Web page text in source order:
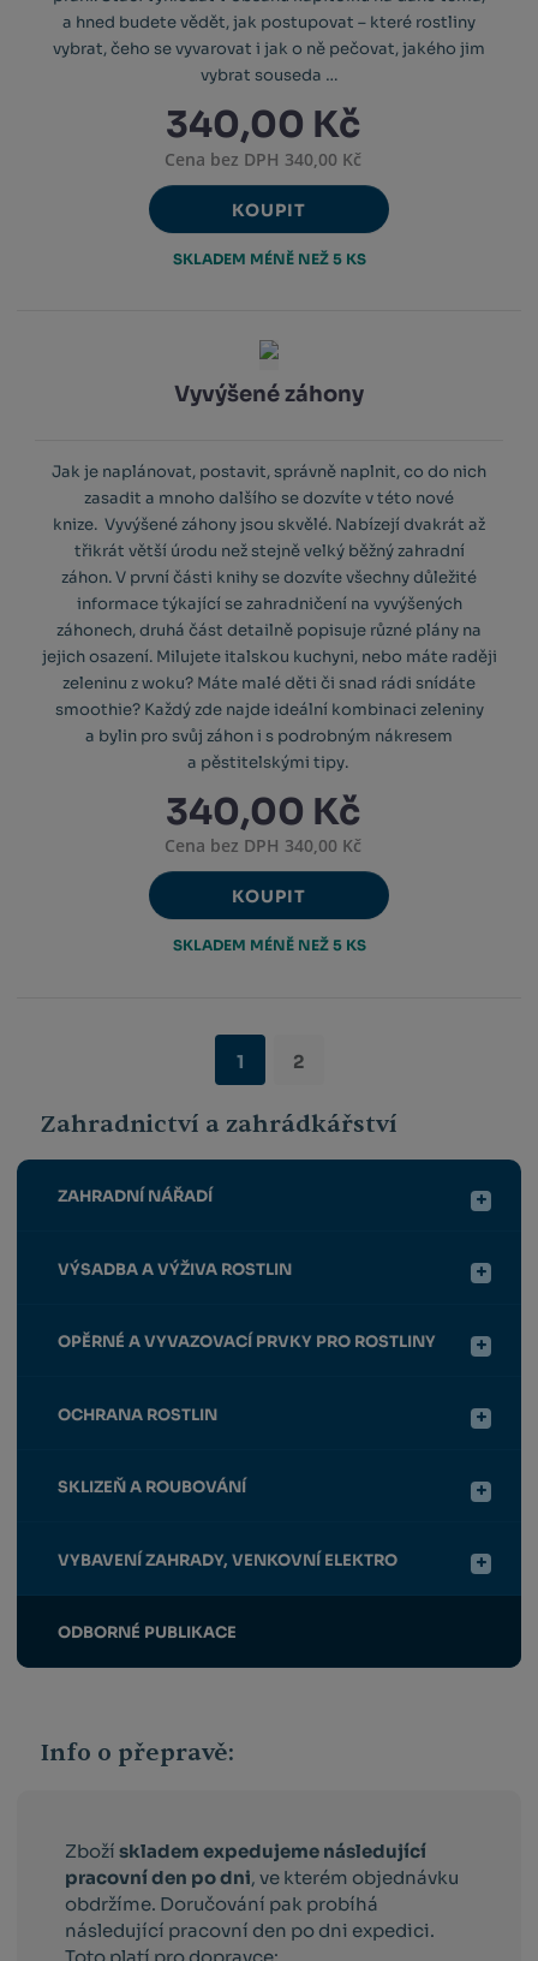
a hned budete vědět, jak postupovat – které rostliny
vybrat, čeho se vyvarovat i jak o ně pečovat, jakého jim
vybrat souseda …
340,00 Kč
Cena bez DPH 340,00 Kč
KOUPIT
SKLADEM MÉNĚ NEŽ 5 KS
Vyvýšené záhony
Jak je naplánovat, postavit, správně naplnit, co do nich
zasadit a mnoho dalšího se dozvíte v této nové
knize. Vyvýšené záhony jsou skvělé. Nabízejí dvakrát až
třikrát větší úrodu než stejně velký běžný zahradní
záhon. V první části knihy se dozvíte všechny důležité
informace týkající se zahradničení na vyvýšených
záhonech, druhá část detailně popisuje různé plány na
jejich osazení. Milujete italskou kuchyni, nebo máte raději
zeleninu z woku? Máte malé děti či snad rádi snídáte
smoothie? Každý zde najde ideální kombinaci zeleniny
a bylin pro svůj záhon i s podrobným nákresem
a pěstitelskými tipy.
340,00 Kč
Cena bez DPH 340,00 Kč
KOUPIT
SKLADEM MÉNĚ NEŽ 5 KS
1 2
Zahradnictví a zahrádkářství
ZAHRADNÍ NÁŘADÍ
VÝSADBA A VÝŽIVA ROSTLIN
OPĚRNÉ A VYVAZOVACÍ PRVKY PRO ROSTLINY
OCHRANA ROSTLIN
SKLIZEŇ A ROUBOVÁNÍ
VYBAVENÍ ZAHRADY, VENKOVNÍ ELEKTRO
ODBORNÉ PUBLIKACE
Info o přepravě:
Zbožískladem expedujeme následující
pracovní den po dni, ve kterém objednávku
obdržíme. Doručování pak probíhá
následující pracovní den po dni expedici.